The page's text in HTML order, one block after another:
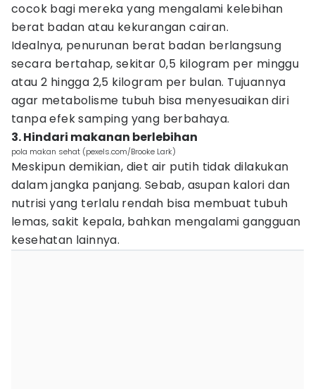
cocok bagi mereka yang mengalami kelebihan
berat badan atau kekurangan cairan.
Idealnya, penurunan berat badan berlangsung
secara bertahap, sekitar 0,5 kilogram per minggu
atau 2 hingga 2,5 kilogram per bulan. Tujuannya
agar metabolisme tubuh bisa menyesuaikan diri
tanpa efek samping yang berbahaya.
3. Hindari makanan berlebihan
pola makan sehat (pexels.com/Brooke Lark)
Meskipun demikian, diet air putih tidak dilakukan
dalam jangka panjang. Sebab, asupan kalori dan
nutrisi yang terlalu rendah bisa membuat tubuh
lemas, sakit kepala, bahkan mengalami gangguan
kesehatan lainnya.